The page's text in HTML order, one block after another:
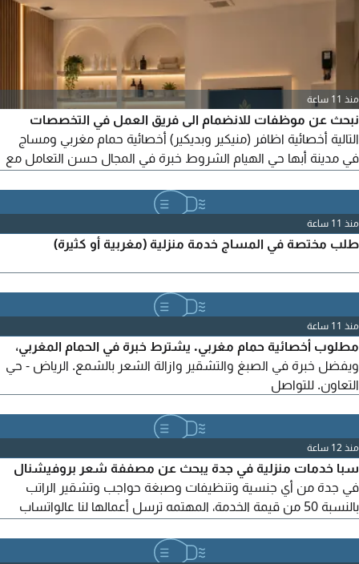
منذ 11 ساعة
نبحث عن موظفات للانضمام الى فريق العمل في التخصصات
التالية أخصائية اظافر (منيكير وبديكير) أخصائية حمام مغربي ومساج
في مدينة أبها حي الهيام الشروط خبرة في المجال حسن التعامل مع
الذاتية أو صور الأعمال عبر الواتساب أو التواصل على الخاص ويفضل
كوافيرات شاملات
منذ 11 ساعة
طلب مختصة في المساج خدمة منزلية (مغربية أو كثيرة)
منذ 11 ساعة
مطلوب أخصائية حمام مغربي. يشترط خبرة في الحمام المغربي،
ويفضل خبرة في الصبغ والتشقير وازالة الشعر بالشمع. الرياض - حي
التعاون. للتواصل
منذ 12 ساعة
سبا خدمات منزلية في جدة يبحث عن مصففة شعر بروفيشنال
في جدة من أي جنسية وتنظيفات وصبغة حواجب وتشقير الراتب
بالنسبة 50 من قيمة الخدمة، المهتمه ترسل أعمالها لنا عالواتساب